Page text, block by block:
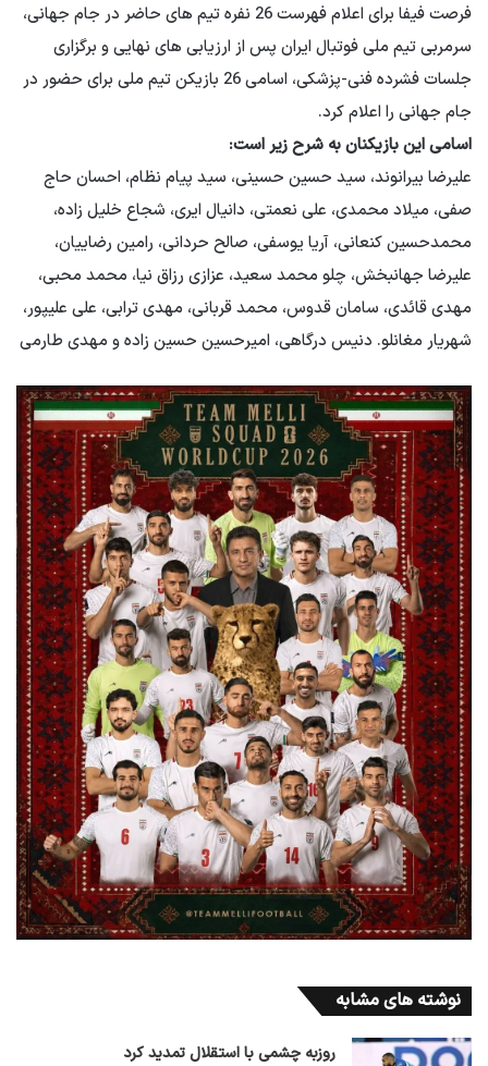
فرصت فیفا برای اعلام فهرست 26 نفره تیم های حاضر در جام جهانی،
سرمربی تیم ملی فوتبال ایران پس از ارزیابی های نهایی و برگزاری
جلسات فشرده فنی-پزشکی، اسامی 26 بازیکن تیم ملی برای حضور در
جام جهانی را اعلام کرد.
اسامی این بازیکنان به شرح زیر است:
علیرضا بیرانوند، سید حسین حسینی، سید پیام نظام، احسان حاج
صفی، میلاد محمدی، علی نعمتی، دانیال ایری، شجاع خلیل زاده،
محمدحسین کنعانی، آریا یوسفی، صالح حردانی، رامین رضاییان،
علیرضا جهانبخش، چلو محمد سعید، عزازی رزاق نیا، محمد محبی،
مهدی قائدی، سامان قدوس، محمد قربانی، مهدی ترابی، علی علیپور،
شهریار مغانلو. دنیس درگاهی، امیرحسین حسین زاده و مهدی طارمی
نوشته های مشابه
روزبه چشمی با استقلال تمدید کرد